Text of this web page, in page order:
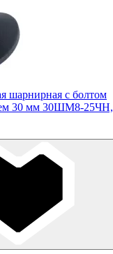
шарнирная с болтом
30 мм 30ШМ8-25ЧН,